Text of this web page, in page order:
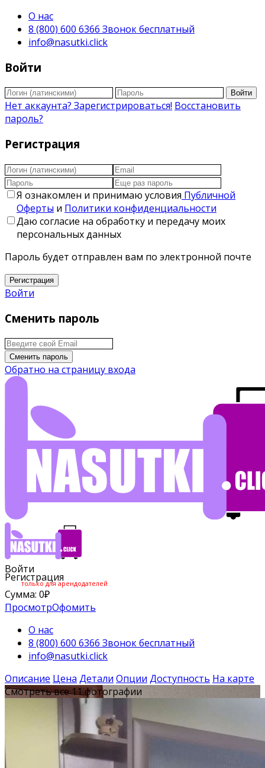
О нас
8 (800) 600 6366 Звонок бесплатный
info@nasutki.click
Войти
Войти
Нет аккаунта? Зарегистрироваться! Восстановить
пароль?
Регистрация
Я ознакомлен и принимаю условия Публичной
Оферты и Политики конфиденциальности
Даю согласие на обработку и передачу моих
персональных данных
Пароль будет отправлен вам по электронной почте
Регистрация
Войти
Сменить пароль
Сменить пароль
Обратно на страницу входа
Войти
Регистрация
только для арендодателей
Сумма: 0₽
ПросмотрОфомить
О нас
8 (800) 600 6366 Звонок бесплатный
info@nasutki.click
Описание Цена Детали Опции Доступность На карте
Смотреть все 11 фотографии